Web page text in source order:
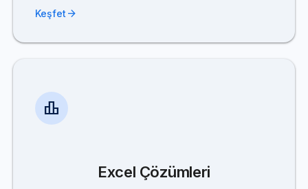
Keşfet arrow_forward
leaderboard
Excel Çözümleri